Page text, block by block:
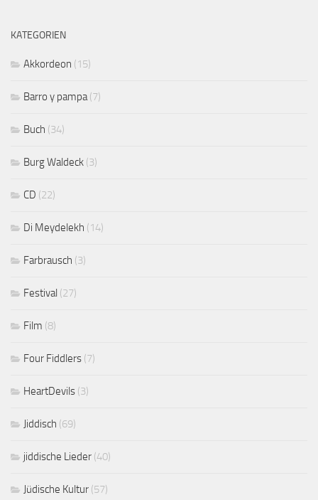
KATEGORIEN
Akkordeon (15)
Barro y pampa(7)
Buch (34)
Burg Waldeck (3)
CD (22)
Di Meydelekh (14)
Farbrausch (3)
Festival (27)
Film (8)
Four Fiddlers (7)
HeartDevils (3)
Jiddisch (69)
jiddische Lieder (40)
Jüdische Kultur (57)